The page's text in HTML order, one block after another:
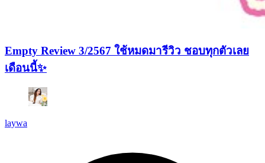
Empty Review 3/2567 ใช้หมดมารีวิว ชอบทุกตัวเลย
เดือนนี้✨
laywa